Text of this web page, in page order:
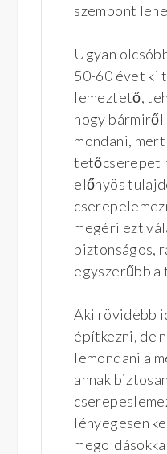
szempont
Ugyan
50-60 évet ki
lemeztető,
hogy bármiről
mondani,
tetőcserepet
előnyös
megéri ezt
biztonságos,
egyszerűbb
Aki rövidebb
építkezni, de
lemondani a
annak
lényegesen